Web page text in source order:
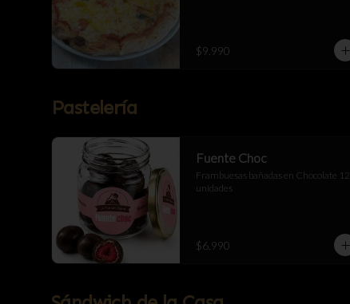
$9.990
Pastelería
Fuente Choc
Frambuesas bañadas en Chocolate 12
unidades
$6.990